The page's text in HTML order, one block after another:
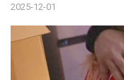
2025-12-01